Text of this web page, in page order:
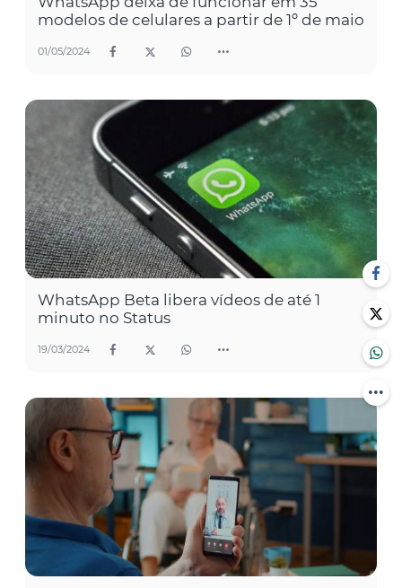
modelos de celulares a partir de 1º de maio
01/05/2024
WhatsApp Beta libera vídeos de até 1
minuto no Status
19/03/2024